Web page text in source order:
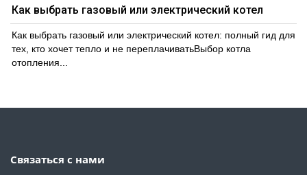
Как выбрать газовый или электрический котел
Как выбрать газовый или электрический котел: полный гид для
тех, кто хочет тепло и не переплачиватьВыбор котла
отопления...
Связаться с нами